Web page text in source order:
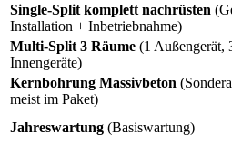
Single-Split komplett nachrüsten
Installation + Inbetriebnahme)
Multi-Split 3 Räume (1 Außengerät,
Innengeräte)
Kernbohrung Massivbeton
meist im Paket)
Jahreswartung (Basiswartung)